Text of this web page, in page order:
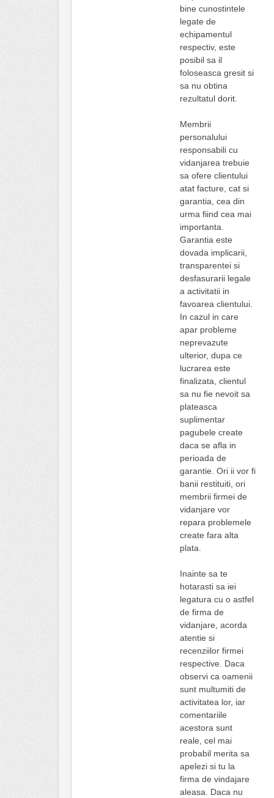
bine cunostintele
legate de
echipamentul
respectiv, este
posibil sa il
foloseasca gresit si
sa nu obtina
rezultatul dorit.
Membrii
personalului
responsabili cu
vidanjarea trebuie
sa ofere clientului
atat facture, cat si
garantia, cea din
urma fiind cea mai
importanta.
Garantia este
dovada implicarii,
transparentei si
desfasurarii legale
a activitatii in
favoarea clientului.
In cazul in care
apar probleme
neprevazute
ulterior, dupa ce
lucrarea este
finalizata, clientul
sa nu fie nevoit sa
plateasca
suplimentar
pagubele create
daca se afla in
perioada de
garantie. Ori ii vor fi
banii restituiti, ori
membrii firmei de
vidanjare vor
repara problemele
create fara alta
plata.
Inainte sa te
hotarasti sa iei
legatura cu o astfel
de firma de
vidanjare, acorda
atentie si
recenziilor firmei
respective. Daca
observi ca oamenii
sunt multumiti de
activitatea lor, iar
comentariile
acestora sunt
reale, cel mai
probabil merita sa
apelezi si tu la
firma de vindajare
aleasa. Daca nu